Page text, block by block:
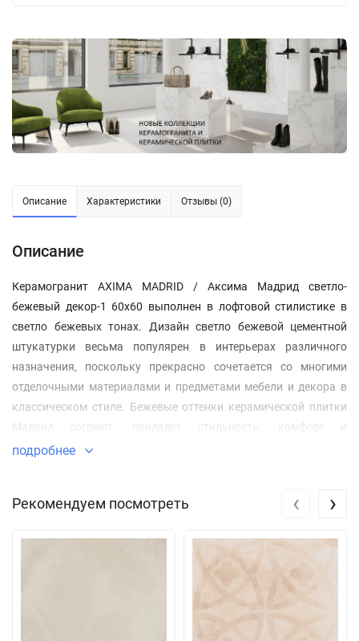
Описание Характеристики Отзывы (0)
Описание
Керамогранит AXIMA MADRID / Аксима Мадрид светло-
бежевый декор-1 60x60 выполнен в лофтовой стилистике в
светло бежевых тонах. Дизайн светло бежевой цементной
штукатурки весьма популярен в интерьерах различного
назначения, поскольку прекрасно сочетается со многими
отделочными материалами и предметами мебели и декора в
классическом стиле. Бежевые оттенки керамической плитки
Мадрид согреют, придадут стильность, комфорт и
изысканность интерьеру в любую погоду. Гостиная, холл или
помещения будут благородно выглядеть с полами из плитки с
подробнее
Рекомендуем посмотреть ‹ ›